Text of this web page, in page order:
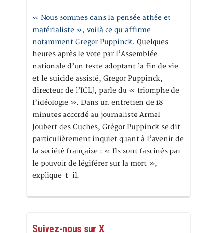
« Nous sommes dans la pensée athée et
matérialiste », voilà ce qu’affirme
notamment Gregor Puppinck. Quelques
heures après le vote par l’Assemblée
nationale d’un texte adoptant la fin de vie
et le suicide assisté, Gregor Puppinck,
directeur de l’ICLJ, parle du « triomphe de
l’idéologie ». Dans un entretien de 18
minutes accordé au journaliste Armel
Joubert des Ouches, Grégor Puppinck se dit
particulièrement inquiet quant à l’avenir de
la société française : « Ils sont fascinés par
le pouvoir de légiférer sur la mort »,
explique-t-il.
Suivez-nous sur X